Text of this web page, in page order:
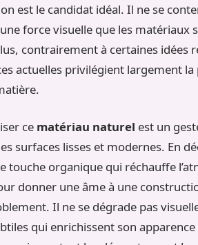
est le candidat idéal. Il ne se
force visuelle que les matériaux
contrairement à certaines idées
actuelles privilégient largement
ce matériau naturel est un
surfaces lisses et modernes. En
organique qui réchauffe
donner une âme à une
Il ne se dégrade pas
qui enrichissent son